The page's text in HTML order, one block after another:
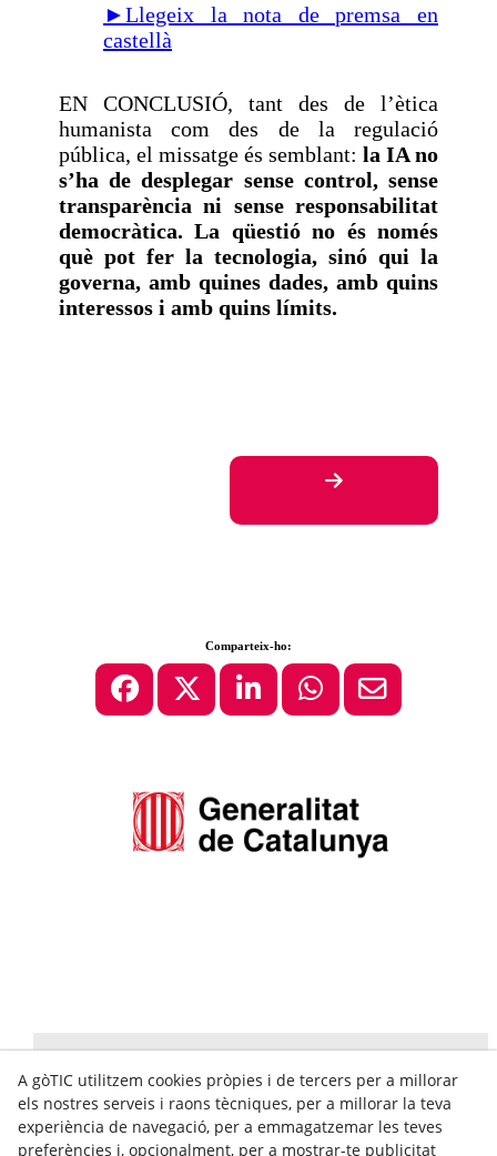
►Llegeix la nota de premsa en
castellà
EN CONCLUSIÓ, tant des de l’ètica
humanista com des de la regulació
pública, el missatge és semblant: la IA no
s’ha de desplegar sense control, sense
transparència ni sense responsabilitat
democràtica. La qüestió no és només
què pot fer la tecnologia, sinó qui la
governa, amb quines dades, amb quins
interessos i amb quins límits.
Comparteix-ho:
A gòTIC utilitzem cookies pròpies i de tercers per a millorar
els nostres serveis i raons tècniques, per a millorar la teva
experiència de navegació, per a emmagatzemar les teves
preferències i, opcionalment, per a mostrar-te publicitat